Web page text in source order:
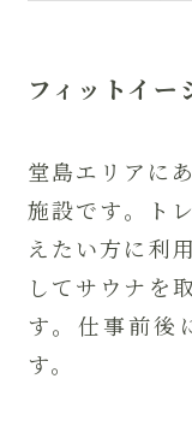
フィットイー
堂島エリアに
施設です。ト
えたい方に利
してサウナを
す。仕事前後
す。